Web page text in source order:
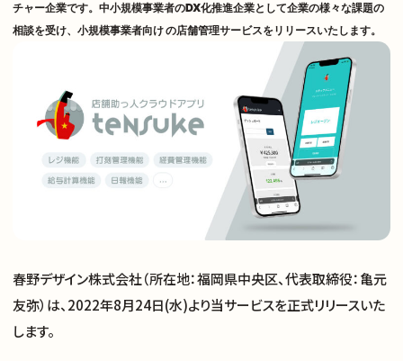
チャー企業です。中小規模事業者のDX化推進企業として企業の様々な課題の
相談を受け、小規模事業者向け の店舗管理サービスをリリースいたします。
春野デザイン株式会社（所在地：福岡県中央区、代表取締役：亀元
友弥）は、2022年8月24日(水)より当サービスを正式リリースいた
します。